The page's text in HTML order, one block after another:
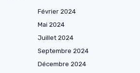
Février 2024
Mai 2024
Juillet 2024
Septembre 2024
Décembre 2024